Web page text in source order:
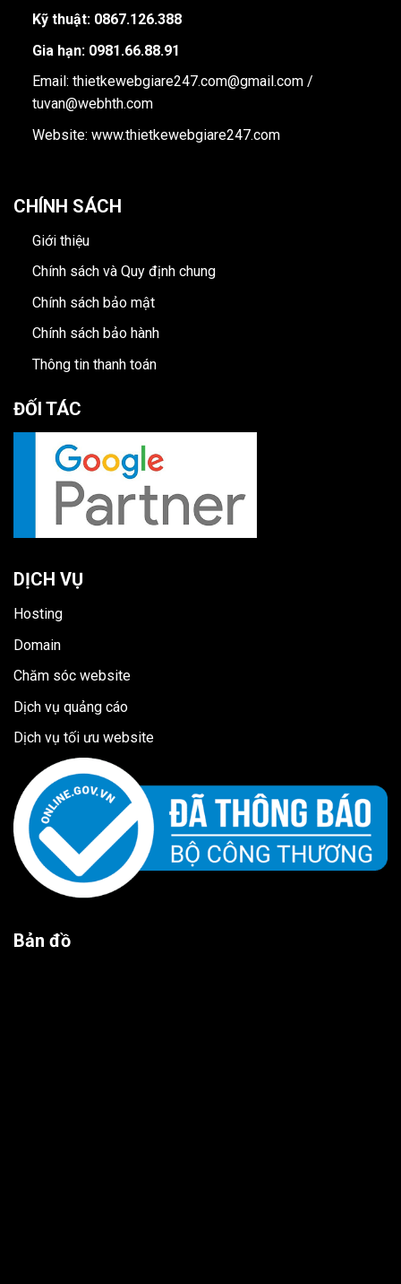
Kỹ thuật: 0867.126.388
Gia hạn: 0981.66.88.91
Email: thietkewebgiare247.com@gmail.com /
tuvan@webhth.com
Website: www.thietkewebgiare247.com
CHÍNH SÁCH
Giới thiệu
Chính sách và Quy định chung
Chính sách bảo mật
Chính sách bảo hành
Thông tin thanh toán
ĐỐI TÁC
DỊCH VỤ
Hosting
Domain
Chăm sóc website
Dịch vụ quảng cáo
Dịch vụ tối ưu website
Bản đồ